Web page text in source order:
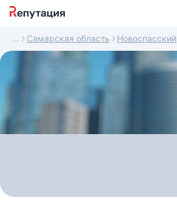
Самарская область Новоспасский